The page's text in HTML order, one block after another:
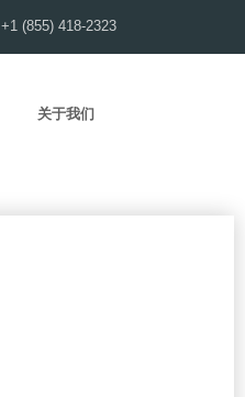
+1 (855) 418-2323
关于我们